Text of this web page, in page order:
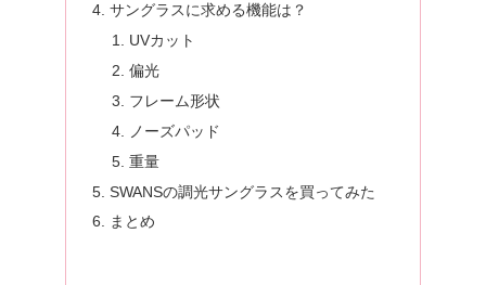
サングラスに求める機能は？
UVカット
偏光
フレーム形状
ノーズパッド
重量
SWANSの調光サングラスを買ってみた
まとめ